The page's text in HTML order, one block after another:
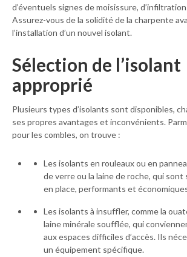
d’éventuels signes de moisissure,
Assurez-vous de la solidité de la charpente
l’installation d’un nouvel isolant.
Sélection de l’isolant
approprié
Plusieurs types d’isolants sont disponibles,
ses propres avantages et inconvénients.
pour les combles, on trouve :
Les isolants en rouleaux ou en
de verre ou la laine de roche, qui
en place, performants et
Les isolants à insuffler, comme la
laine minérale soufflée, qui
aux espaces difficiles d’accès. Ils
un équipement spécifique.